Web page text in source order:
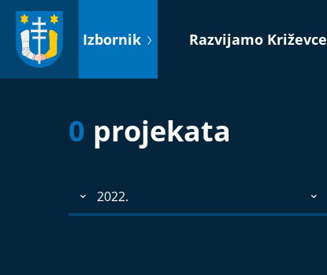
sadržaj
Izbornik Razvijamo Križevce
0 projekata
2022.